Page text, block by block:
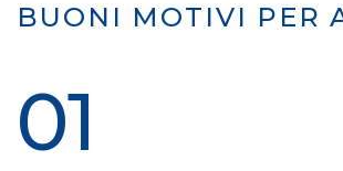
BUONI MOTIVI PER
01